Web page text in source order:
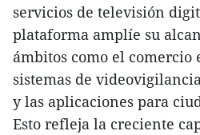
servicios de televisión
plataforma amplíe su
ámbitos como el comercio
sistemas de
y las aplicaciones para
Esto refleja la creciente